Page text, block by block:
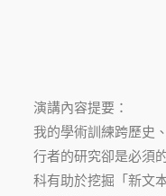
演講內容提要：
我的學術訓練跨歷史
行者的研究卻是必須
科有助於挖掘「新文